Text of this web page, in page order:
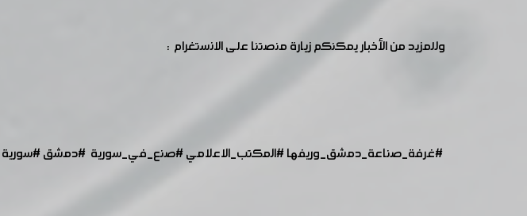
وللمزيد من الأخبار يمكنكم زيارة منصتنا على الانستغرام :
#غرفة_صناعة_دمشق_وريفها#المكتب_الاعلامي#صنع_في_سورية #دمشق#سورية